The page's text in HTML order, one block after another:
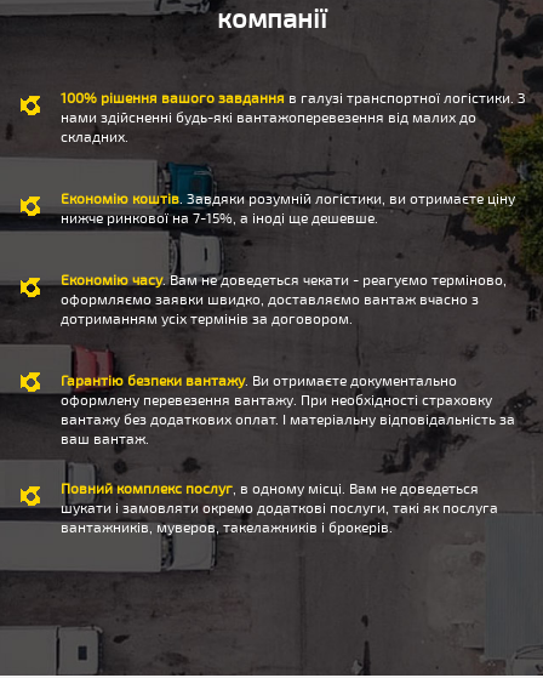
компанії
100% рішення вашого завданняв галузі транспортної логістики. З
нами здійсненні будь-які вантажоперевезення від малих до
складних.
Економію коштів . Завдяки розумній логістики, ви отримаєте ціну
нижче ринкової на 7-15%, а іноді ще дешевше.
Економію часу. Вам не доведеться чекати - реагуємо терміново,
оформляємо заявки швидко, доставляємо вантаж вчасно з
дотриманням усіх термінів за договором.
Гарантію безпеки вантажу. Ви отримаєте документально
оформлену перевезення вантажу. При необхідності страховку
вантажу без додаткових оплат. І матеріальну відповідальність за
ваш вантаж.
Повний комплекс послуг , в одному місці. Вам не доведеться
шукати і замовляти окремо додаткові послуги, такі як послуга
вантажників, муверов, такелажників і брокерів.